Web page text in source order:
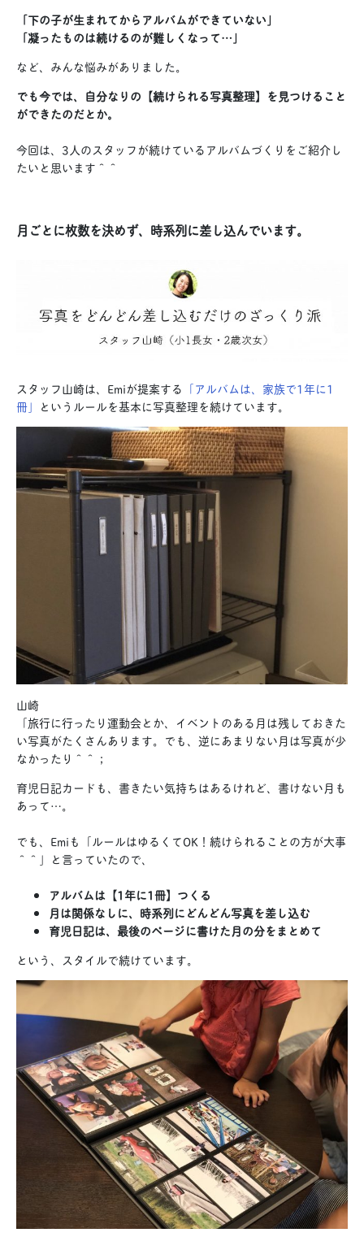
「下の子が生まれてからアルバムができていない」
「凝ったものは続けるのが難しくなって…」
など、みんな悩みがありました。
でも今では、自分なりの【続けられる写真整理】を見つけること
ができたのだとか。
今回は、3人のスタッフが続けているアルバムづくりをご紹介し
たいと思います＾＾
月ごとに枚数を決めず、時系列に差し込んでいます。
スタッフ山崎は、Emiが提案する 「アルバムは、家族で1年に1
冊」 というルールを基本に写真整理を続けています。
山崎
「旅行に行ったり運動会とか、イベントのある月は残しておきた
い写真がたくさんあります。でも、逆にあまりない月は写真が少
なかったり＾＾；
育児日記カードも、書きたい気持ちはあるけれど、書けない月も
あって…。
でも、Emiも「ルールはゆるくてOK！続けられることの方が大事
＾＾」と言っていたので、
アルバムは【1年に1冊】つくる
月は関係なしに、時系列にどんどん写真を差し込む
育児日記は、最後のページに書けた月の分をまとめて
という、スタイルで続けています。